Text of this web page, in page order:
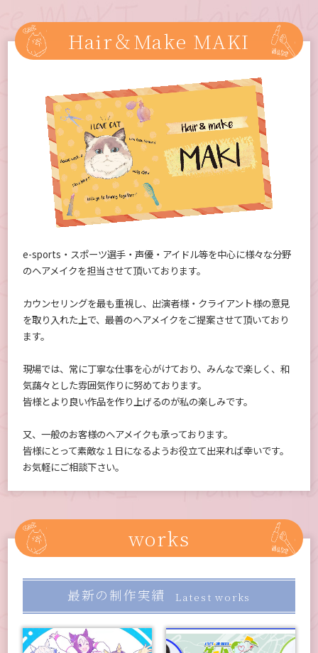
Hair＆Make MAKI
e-sports・スポーツ選手・声優・アイドル等を中心に様々な分野
のヘアメイクを担当させて頂いております。
カウンセリングを最も重視し、出演者様・クライアント様の意見
を取り入れた上で、最善のヘアメイクをご提案させて頂いており
ます。
現場では、常に丁寧な仕事を心がけており、みんなで楽しく、和
気藹々とした雰囲気作りに努めております。
皆様とより良い作品を作り上げるのが私の楽しみです。
又、一般のお客様のヘアメイクも承っております。
皆様にとって素敵な１日になるようお役立て出来れば幸いです。
お気軽にご相談下さい。
works
最新の制作実績 Latest works